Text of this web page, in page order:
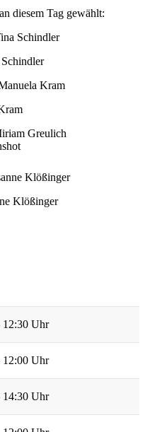
diesem Tag gewählt:
Schindler
Kram
Greulich
Klößinger
12:30 Uhr
12:00 Uhr
14:30 Uhr